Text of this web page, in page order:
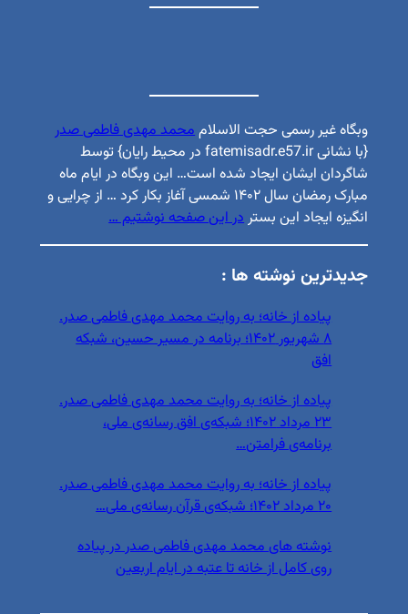
وبگاه غیر رسمی حجت الاسلاممحمد مهدی فاطمی صدر
{با نشانی fatemisadr.e57.ir در محیط رایان} توسط
شاگردان ایشان ایجاد شده است… این وبگاه در ایام ماه
مبارک رمضان سال ۱۴۰۲ شمسی آغاز بکار کرد … از چرایی و
انگیزه ایجاد این بستردر این صفحه نوشتیم …
جدیدترین نوشته ها :
پیاده از خانه؛ به روایت محمد مهدی فاطمی صدر.
۸ شهریور ۱۴۰۲؛ برنامه در مسیر حسین، شبکه
افق
پیاده از خانه؛ به روایت محمد مهدی فاطمی صدر.
۲۳ مرداد ۱۴۰۲؛ شبکه‌ی افق رسانه‌ی ملی،
برنامه‌ی فرامتن…
پیاده از خانه؛ به روایت محمد مهدی فاطمی صدر.
۲۰ مرداد ۱۴۰۲؛ شبکه‌ی قرآن رسانه‌ی ملی…
نوشته های محمد مهدی فاطمی صدر در پیاده
روی کامل از خانه تا عتبه در ایام اربعین